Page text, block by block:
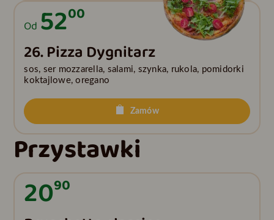
Od 5200
26. Pizza Dygnitarz
sos, ser mozzarella, salami, szynka, rukola, pomidorki
koktajlowe, oregano
Zamów
Przystawki
2090